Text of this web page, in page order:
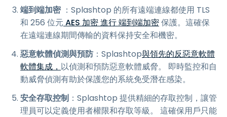
端到端加密：Splashtop 的所有遠端連線都使用 TLS
和 256 位元 AES 加密進行 端到端加密保護。這確保
在遠端連線期間傳輸的資料保持安全和機密。
惡意軟體偵測與預防 ：Splashtop與領先的反惡意軟體
軟體集成， 以偵測和預防惡意軟體威脅。 即時監控和自
動威脅偵測有助於保護您的系統免受潛在感染。
安全存取控制 ：Splashtop 提供精細的存取控制，讓管
理員可以定義使用者權限和存取等級。 這確保用戶只能